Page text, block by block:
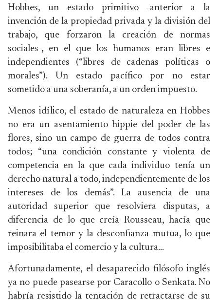
Hobbes, un estado primitivo -anterior a la
invención de la propiedad privada y la división del
trabajo, que forzaron la creación de normas
sociales-, en el que los humanos eran libres e
independientes (“libres de cadenas políticas o
morales”). Un estado pacífico por no estar
sometido a una soberanía, a un orden impuesto.
Menos idílico, el estado de naturaleza en Hobbes
no era un asentamiento hippie del poder de las
flores, sino un campo de guerra de todos contra
todos; “una condición constante y violenta de
competencia en la que cada individuo tenía un
derecho natural a todo, independientemente de los
intereses de los demás”. La ausencia de una
autoridad superior que resolviera disputas, a
diferencia de lo que creía Rousseau, hacía que
reinara el temor y la desconfianza mutua, lo que
imposibilitaba el comercio y la cultura…
Afortunadamente, el desaparecido filósofo inglés
ya no puede pasearse por Caracollo o Senkata. No
habría resistido la tentación de retractarse de su